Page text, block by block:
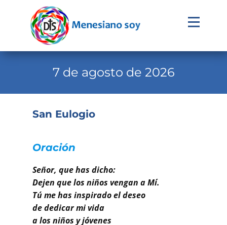
Evangelio
Familia Menesiana
Pastoral Vocacional
Recursos
Contacto
7 de agosto de 2026
San Eulogio
Oración
Señor, que has dicho:
Dejen que los niños vengan a Mí.
Tú me has inspirado el deseo
de dedicar mi vida
a los niños y jóvenes